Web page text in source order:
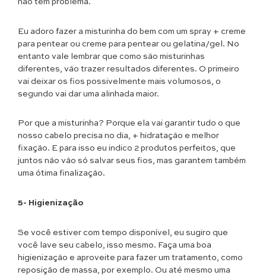
Eu adoro fazer a misturinha do bem com um spray + creme
para pentear ou creme para pentear ou gelatina/gel. No
entanto vale lembrar que como são misturinhas
diferentes, vão trazer resultados diferentes. O primeiro
vai deixar os fios possivelmente mais volumosos, o
segundo vai dar uma alinhada maior.
Por que a misturinha? Porque ela vai garantir tudo o que
nosso cabelo precisa no dia, + hidratação e melhor
fixação. E para isso eu indico 2 produtos perfeitos, que
juntos não vão só salvar seus fios, mas garantem também
uma ótima finalização.
5- Higienização
Se você estiver com tempo disponível, eu sugiro que
você lave seu cabelo, isso mesmo. Faça uma boa
higienização e aproveite para fazer um tratamento, como
reposição de massa, por exemplo. Ou até mesmo uma